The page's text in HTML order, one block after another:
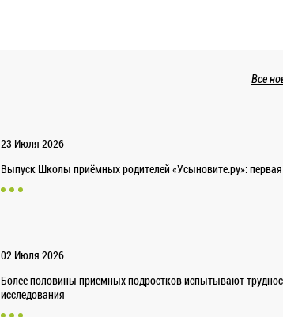
Все
23 Июля 2026
Выпуск Школы приёмных родителей «Усыновите.ру»:
02 Июля 2026
Более половины приемных подростков испытывают
исследования